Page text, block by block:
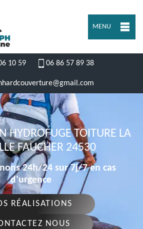
MENU
10 59 06 86 57 89 38
HYDROFUGE TOITURE LA
FAUCHER 24530
24h/24 sur 7j/7 en cas
d'urgence
RÉALISATIONS
NOUS